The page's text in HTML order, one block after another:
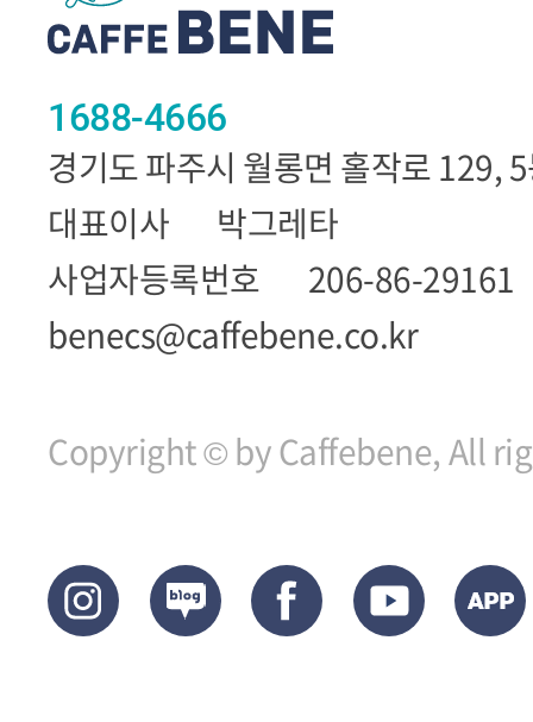
1688-4666
경기도 파주시 월롱면 홀작로 129,
대표이사
박그레타
사업자등록번호
206-86-29161
benecs@caffebene.co.kr
Copyright © by Caffebene, All